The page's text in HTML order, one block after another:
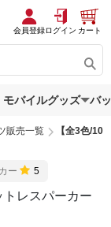
会員登録ログイン カート
モバイルグッズ バ
販売一覧 【全3色/
ー 5
トレスパーカー